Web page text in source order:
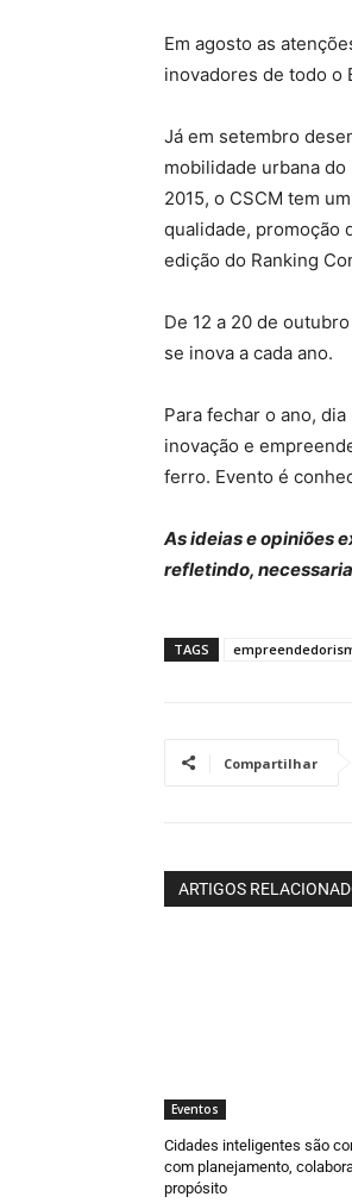
Em agosto as
inovadores de todo o
Já em setembro
mobilidade urbana
2015, o CSCM tem
qualidade, promoção
edição do Ranking
De 12 a 20 de
se inova a cada ano.
Para fechar o ano,
inovação e
ferro. Evento é
As ideias e opiniões
refletindo,
TAGS
Compartilhar
ARTIGOS
Eventos
Cidades inteligentes são
com planejamento,
propósito